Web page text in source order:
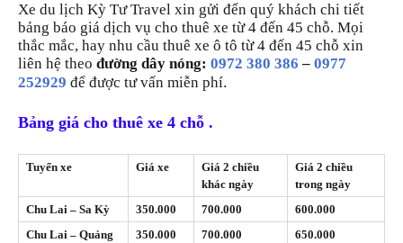
Xe du lịch Kỳ Tư Travel xin gửi đến quý khách chi tiết
bảng báo giá dịch vụ cho thuê xe từ 4 đến 45 chỗ. Mọi
thắc mắc, hay nhu cầu thuê xe ô tô từ 4 đến 45 chỗ xin
liên hệ theo đường dây nóng: 0972 380 386 – 0977
252929 để được tư vấn miễn phí.
Bảng giá cho thuê xe 4 chỗ .
Tuyến xe Giá xe
Giá 2 chiều
khác ngày
Giá 2 chiều
trong ngày
Chu Lai – Sa Kỳ
350.000 700.000
600.000
Chu Lai – Quảng
350.000 700.000 650.000